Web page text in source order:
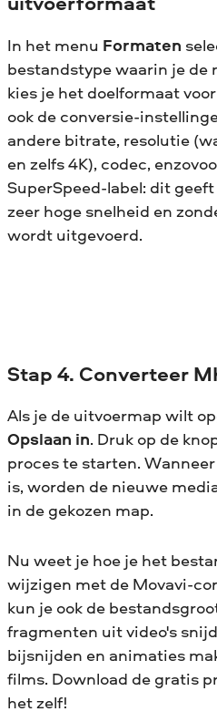
In het menu Formaten
bestandstype waarin je
kies je het doelformaat
ook de conversie-
andere bitrate, resolutie
en zelfs 4K), codec,
SuperSpeed-label: dit
zeer hoge snelheid en
wordt uitgevoerd.
Stap 4. Converteer
Als je de uitvoermap wilt
Opslaan in. Druk op de
proces te starten.
is, worden de nieuwe
in de gekozen map.
Nu weet je hoe je het
wijzigen met de Movavi-
kun je ook de
fragmenten uit video's
bijsnijden en animaties
films. Download de gratis
het zelf!